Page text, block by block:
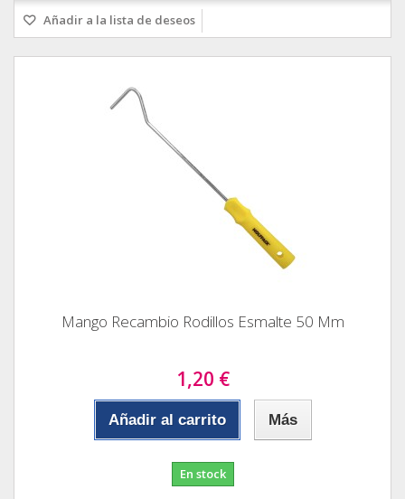
Añadir a la lista de deseos
Mango Recambio Rodillos Esmalte 50 Mm
1,20 €
Añadir al carrito Más
En stock